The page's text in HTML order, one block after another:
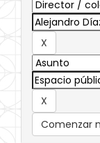
Comenzar